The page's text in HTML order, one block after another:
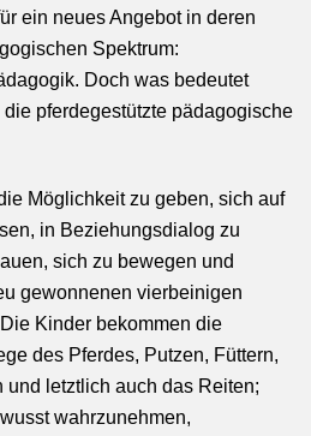
ein neues Angebot in deren
Spektrum:
Doch was bedeutet
pferdegestützte pädagogische
Möglichkeit zu geben, sich auf
in Beziehungsdialog zu
sich zu bewegen und
gewonnenen vierbeinigen
Kinder bekommen die
des Pferdes, Putzen, Füttern,
und letztlich auch das Reiten;
wahrzunehmen,